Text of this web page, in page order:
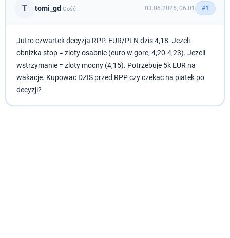
T tomi_gd Gość 03.06.2026, 06:01 #1
Jutro czwartek decyzja RPP. EUR/PLN dzis 4,18. Jezeli
obnizka stop = zloty osabnie (euro w gore, 4,20-4,23). Jezeli
wstrzymanie = zloty mocny (4,15). Potrzebuje 5k EUR na
wakacje. Kupowac DZIS przed RPP czy czekac na piatek po
decyzji?